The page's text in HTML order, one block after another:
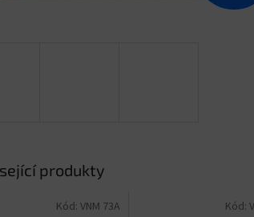
produkty
Kód: VNM 73A Kód: